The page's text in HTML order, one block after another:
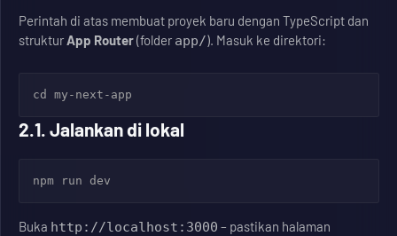
Perintah di atas membuat proyek baru dengan TypeScript dan
strukturApp Router(folder app/). Masuk ke direktori:
cd my-next-app
2.1. Jalankan di lokal
npm run dev
Buka http://localhost:3000 – pastikan halaman